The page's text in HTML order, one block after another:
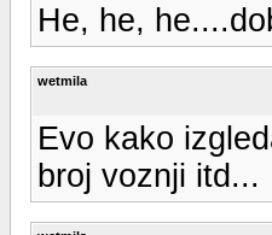
He, he,
wetmila
Evo kako
broj voznji itd...